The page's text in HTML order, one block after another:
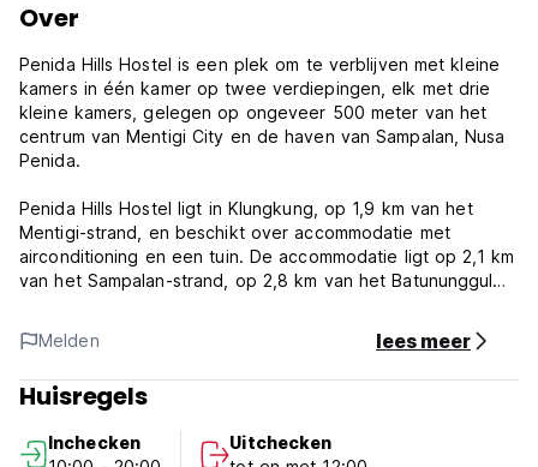
Over
Penida Hills Hostel is een plek om te verblijven met kleine
kamers in één kamer op twee verdiepingen, elk met drie
kleine kamers, gelegen op ongeveer 500 meter van het
centrum van Mentigi City en de haven van Sampalan, Nusa
Penida.
Penida Hills Hostel ligt in Klungkung, op 1,9 km van het
Mentigi-strand, en beschikt over accommodatie met
airconditioning en een tuin. De accommodatie ligt op 2,1 km
van het Sampalan-strand, op 2,8 km van het Batununggul
uitkijkpunt Pulau Seribu ligt op 22 km van het hostel en
Angel's Billabong ligt op 24 km afstand.
De kamers in het hostel zijn uitgerust met een waterkoker.
gedeelde badkamer en beddengoed.
Melden lees meer
Huisregels
Inchecken
Uitchecken